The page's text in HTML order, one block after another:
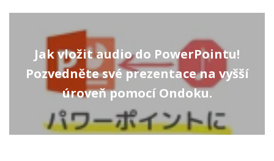
Jak vložit audio do PowerPointu!
Pozvedněte své prezentace na vyšší
úroveň pomocí Ondoku.